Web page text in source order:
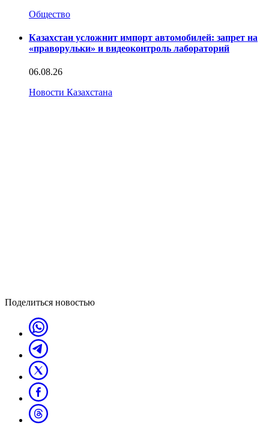
Общество
Казахстан усложнит импорт автомобилей: запрет на
«праворульки» и видеоконтроль лабораторий
06.08.26
Новости Казахстана
Поделиться новостью